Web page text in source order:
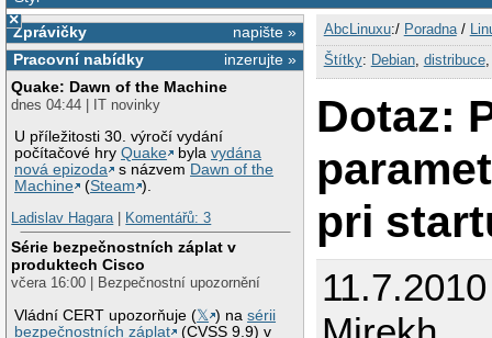
×
napište »
Zprávičky
inzerujte »
Pracovní nabídky
Quake: Dawn of the Machine
dnes 04:44 | IT novinky
U příležitosti 30. výročí vydání
počítačové hryQuake bylavydána
nová epizoda
s názvem Dawn of the
Machine
(Steam ).
Ladislav Hagara| Komentářů: 3
Série bezpečnostních záplat v
produktech Cisco
včera 16:00 | Bezpečnostní upozornění
Vládní CERT upozorňuje (𝕏 ) nasérii
bezpečnostních záplat
(CVSS 9.9) v
AbcLinuxu:/ Poradna/
Štítky: Debian, distribuce
Dotaz:
pri